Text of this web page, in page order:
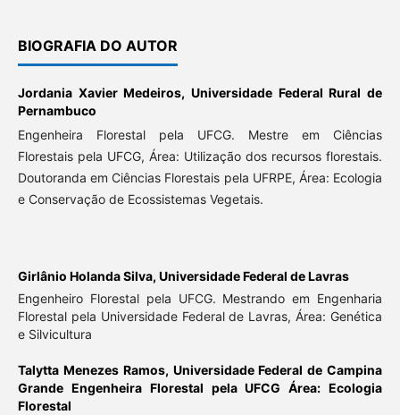
BIOGRAFIA DO AUTOR
Jordania Xavier Medeiros, Universidade Federal Rural de
Pernambuco
Engenheira Florestal pela UFCG. Mestre em Ciências
Florestais pela UFCG, Área: Utilização dos recursos florestais.
Doutoranda em Ciências Florestais pela UFRPE, Área: Ecologia
e Conservação de Ecossistemas Vegetais.
Girlânio Holanda Silva, Universidade Federal de Lavras
Engenheiro Florestal pela UFCG. Mestrando em Engenharia
Florestal pela Universidade Federal de Lavras, Área: Genética
e Silvicultura
Talytta Menezes Ramos, Universidade Federal de Campina
Grande Engenheira Florestal pela UFCG Área: Ecologia
Florestal